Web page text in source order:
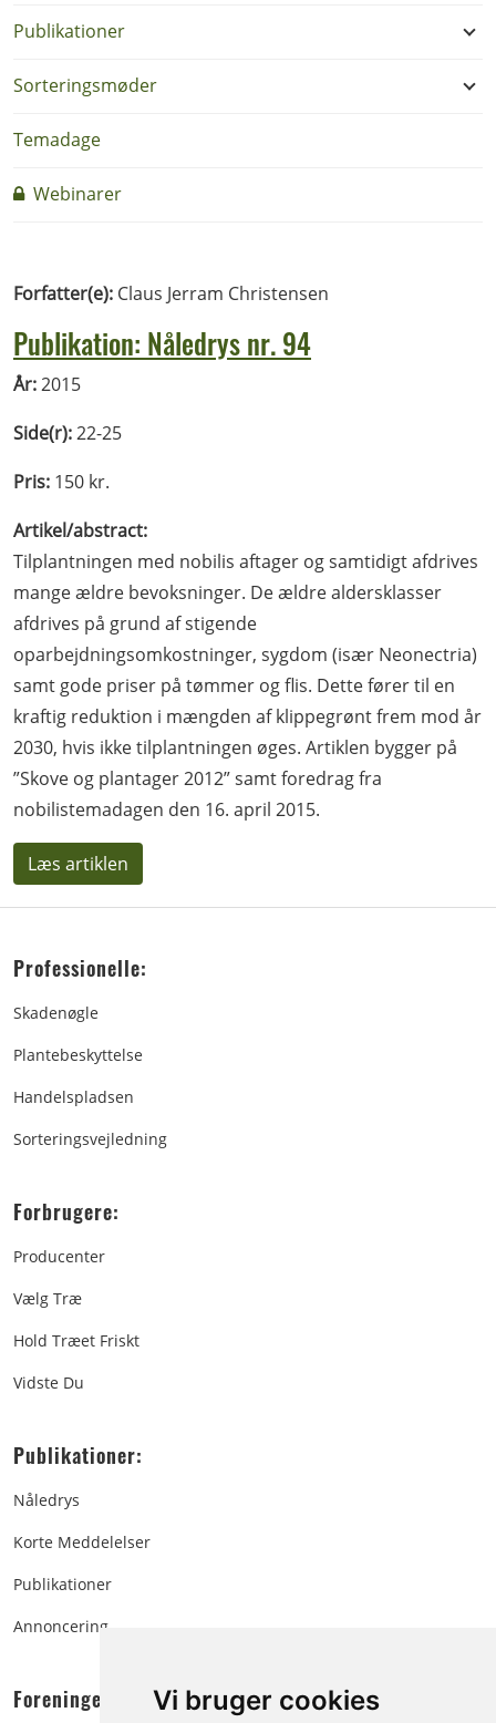
Vi bruger cookies
Publikationer
Sorteringsmøder
Temadage
Webinarer
Forfatter(e): Claus Jerram Christensen
Publikation: Nåledrys nr. 94
År:2015
Side(r):22-25
Pris: 150 kr.
Artikel/abstract:
Tilplantningen med nobilis aftager og samtidigt afdrives
mange ældre bevoksninger. De ældre aldersklasser
afdrives på grund af stigende
oparbejdningsomkostninger, sygdom (især Neonectria)
samt gode priser på tømmer og flis. Dette fører til en
kraftig reduktion i mængden af klippegrønt frem mod år
2030, hvis ikke tilplantningen øges. Artiklen bygger på
”Skove og plantager 2012” samt foredrag fra
nobilistemadagen den 16. april 2015.
Læs artiklen
Professionelle:
Skadenøgle
Plantebeskyttelse
Handelspladsen
Sorteringsvejledning
Forbrugere:
Producenter
Vælg Træ
Hold Træet Friskt
Vidste Du
Publikationer:
Nåledrys
Korte Meddelelser
Publikationer
Annoncering
Foreningen: